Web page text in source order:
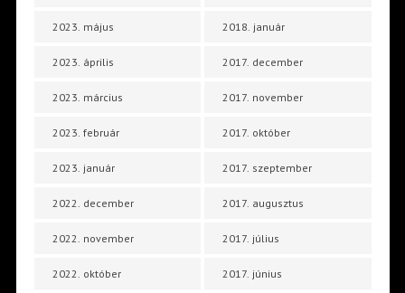
2023. május
2023. április
2023. március
2023. február
2023. január
2022. december
2022. november
2022. október
2018. január
2017. december
2017. november
2017. október
2017. szeptember
2017. augusztus
2017. július
2017. június